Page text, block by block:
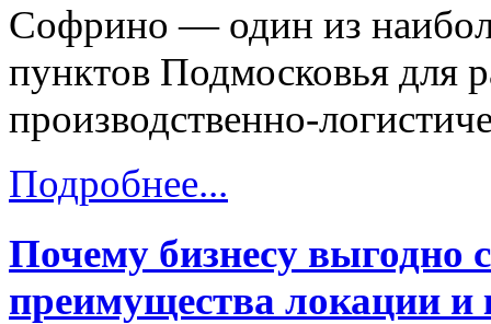
Софрино — один из
пунктов Подмосковья для
производственно-
Подробнее...
Почему бизнесу выгодно
преимущества локации